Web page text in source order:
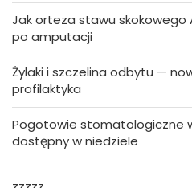
Jak orteza stawu skokowego
po amputacji
Żylaki i szczelina odbytu —
profilaktyka
Pogotowie stomatologiczne
dostępny w niedziele